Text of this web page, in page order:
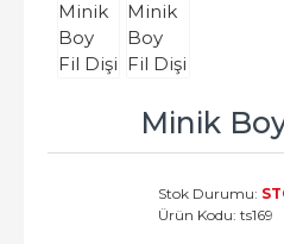
Minik
Stok Durumu:
Ürün Kodu: ts169